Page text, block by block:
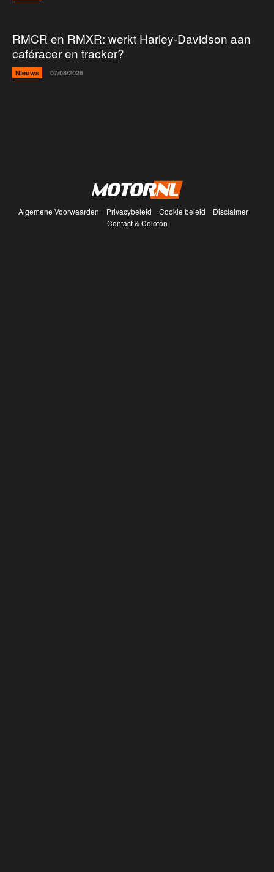
RMCR en RMXR: werkt Harley-Davidson aan
caféracer en tracker?
Nieuws 07/08/2026
Algemene Voorwaarden Privacybeleid Cookie beleid
Disclaimer
Contact & Colofon